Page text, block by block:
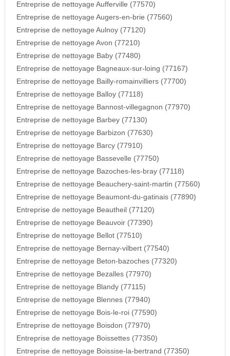
Entreprise de nettoyage Aufferville (77570)
Entreprise de nettoyage Augers-en-brie (77560)
Entreprise de nettoyage Aulnoy (77120)
Entreprise de nettoyage Avon (77210)
Entreprise de nettoyage Baby (77480)
Entreprise de nettoyage Bagneaux-sur-loing (77167)
Entreprise de nettoyage Bailly-romainvilliers (77700)
Entreprise de nettoyage Balloy (77118)
Entreprise de nettoyage Bannost-villegagnon (77970)
Entreprise de nettoyage Barbey (77130)
Entreprise de nettoyage Barbizon (77630)
Entreprise de nettoyage Barcy (77910)
Entreprise de nettoyage Bassevelle (77750)
Entreprise de nettoyage Bazoches-les-bray (77118)
Entreprise de nettoyage Beauchery-saint-martin (77560)
Entreprise de nettoyage Beaumont-du-gatinais (77890)
Entreprise de nettoyage Beautheil (77120)
Entreprise de nettoyage Beauvoir (77390)
Entreprise de nettoyage Bellot (77510)
Entreprise de nettoyage Bernay-vilbert (77540)
Entreprise de nettoyage Beton-bazoches (77320)
Entreprise de nettoyage Bezalles (77970)
Entreprise de nettoyage Blandy (77115)
Entreprise de nettoyage Blennes (77940)
Entreprise de nettoyage Bois-le-roi (77590)
Entreprise de nettoyage Boisdon (77970)
Entreprise de nettoyage Boissettes (77350)
Entreprise de nettoyage Boissise-la-bertrand (77350)